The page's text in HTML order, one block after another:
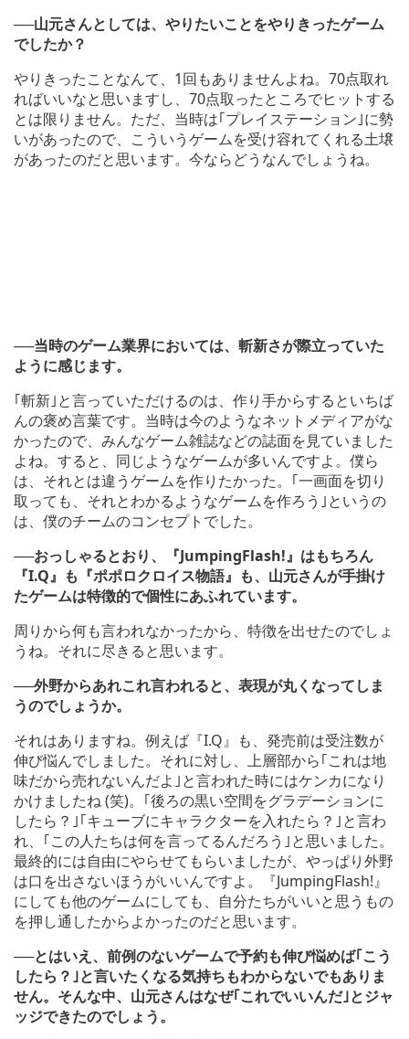
──山元さんとしては、やりたいことをやりきったゲーム
でしたか？
やりきったことなんて、1回もありませんよね。70点取れ
ればいいなと思いますし、70点取ったところでヒットする
とは限りません。ただ、当時は｢プレイステーション｣に勢
いがあったので、こういうゲームを受け容れてくれる土壌
があったのだと思います。今ならどうなんでしょうね。
──当時のゲーム業界においては、斬新さが際立っていた
ように感じます。
｢斬新｣と言っていただけるのは、作り手からするといちば
んの褒め言葉です。当時は今のようなネットメディアがな
かったので、みんなゲーム雑誌などの誌面を見ていました
よね。すると、同じようなゲームが多いんですよ。僕ら
は、それとは違うゲームを作りたかった。｢一画面を切り
取っても、それとわかるようなゲームを作ろう｣というの
は、僕のチームのコンセプトでした。
──おっしゃるとおり、『JumpingFlash!』はもちろん
『I.Q』も『ポポロクロイス物語』も、山元さんが手掛け
たゲームは特徴的で個性にあふれています。
周りから何も言われなかったから、特徴を出せたのでしょ
うね。それに尽きると思います。
──外野からあれこれ言われると、表現が丸くなってしま
うのでしょうか。
それはありますね。例えば『I.Q』も、発売前は受注数が
伸び悩んでしました。それに対し、上層部から｢これは地
味だから売れないんだよ｣と言われた時にはケンカになり
かけましたね (笑)。｢後ろの黒い空間をグラデーションに
したら？｣｢キューブにキャラクターを入れたら？｣と言わ
れ、｢この人たちは何を言ってるんだろう｣と思いました。
最終的には自由にやらせてもらいましたが、やっぱり外野
は口を出さないほうがいいんですよ。『JumpingFlash!』
にしても他のゲームにしても、自分たちがいいと思うもの
を押し通したからよかったのだと思います。
──とはいえ、前例のないゲームで予約も伸び悩めば｢こう
したら？｣と言いたくなる気持ちもわからないでもありま
せん。そんな中、山元さんはなぜ｢これでいいんだ｣とジャ
ッジできたのでしょう。